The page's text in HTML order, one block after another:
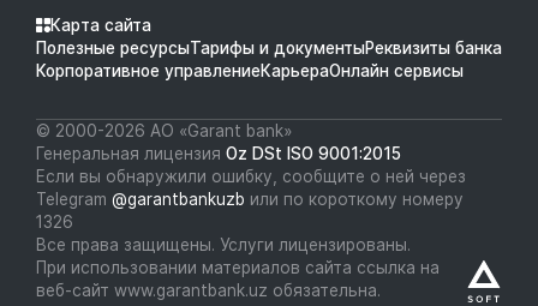
Карта сайта
Полезные ресурсыТарифы и документыРеквизиты банка
Корпоративное управлениеКарьераОнлайн сервисы
© 2000-2026 АО «Garant bank»
Генеральная лицензия Oz DSt ISO 9001:2015
Если вы обнаружили ошибку, сообщите о ней через
Telegram @garantbankuzb или по короткому номеру
1326
Все права защищены. Услуги лицензированы.
При использовании материалов сайта ссылка на
веб-сайт www.garantbank.uz обязательна.